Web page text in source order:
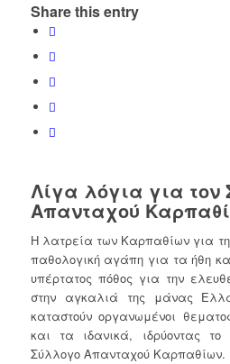
Share this entry
Λίγα λόγια για τον
Απανταχού
Η λατρεία των Καρπαθίων για
παθολογική αγάπη για τα ήθη
υπέρτατος πόθος για την
στην αγκαλιά της μάνας
καταστούν οργανωμένοι
και τα ιδανικά, ιδρύοντας
Σύλλογο Απανταχού Καρπαθίων.